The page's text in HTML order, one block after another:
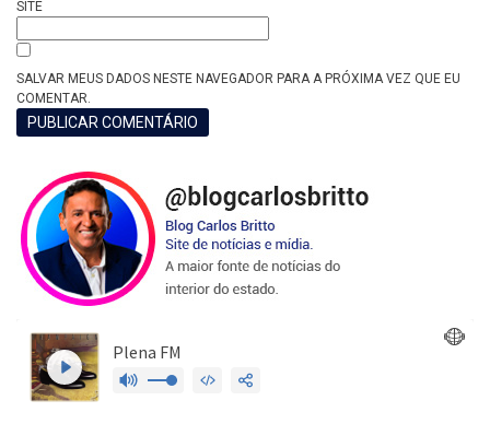
SITE
SALVAR MEUS DADOS NESTE NAVEGADOR PARA A PRÓXIMA VEZ QUE EU
COMENTAR.